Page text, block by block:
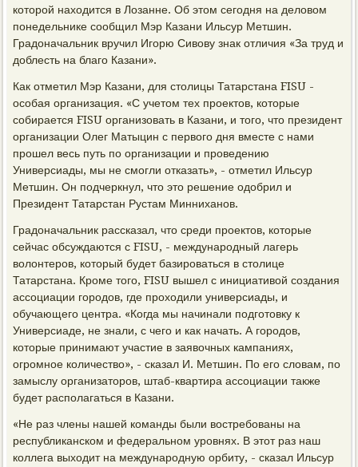
которой находится в Лозанне. Об этом сегодня на деловом
понедельнике сообщил Мэр Казани Ильсур Метшин.
Градоначальник вручил Игорю Сивову знак отличия «За труд и
доблесть на благо Казани».
Как отметил Мэр Казани, для столицы Татарстана FISU -
особая организация. «С учетом тех проектов, которые
собирается FISU организовать в Казани, и того, что президент
организации Олег Матыцин с первого дня вместе с нами
прошел весь путь по организации и проведению
Универсиады, мы не смогли отказать», - отметил Ильсур
Метшин. Он подчеркнул, что это решение одобрил и
Президент Татарстан Рустам Минниханов.
Градоначальник рассказал, что среди проектов, которые
сейчас обсуждаются с FISU, - международный лагерь
волонтеров, который будет базироваться в столице
Татарстана. Кроме того, FISU вышел с инициативой создания
ассоциации городов, где проходили универсиады, и
обучающего центра. «Когда мы начинали подготовку к
Универсиаде, не знали, с чего и как начать. А городов,
которые принимают участие в заявочных кампаниях,
огромное количество», - сказал И. Метшин. По его словам, по
замыслу организаторов, штаб-квартира ассоциации также
будет располагаться в Казани.
«Не раз члены нашей команды были востребованы на
республиканском и федеральном уровнях. В этот раз наш
коллега выходит на международную орбиту, - сказал Ильсур